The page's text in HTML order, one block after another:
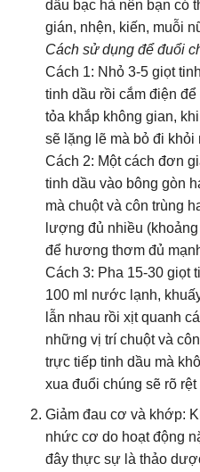
dầu bạc hà nên bạn có
gián, nhện, kiến, muỗi
Cách sử dụng để đuổi
Cách 1: Nhỏ 3-5 giọt
tinh dầu rồi cắm điện
tỏa khắp không gian,
sẽ lặng lẽ mà bỏ đi khỏi
Cách 2: Một cách đơn
tinh dầu vào bông gòn
mà chuột và côn trùng
lượng đủ nhiều
để hương thơm đủ
Cách 3: Pha 15-30 giọt
100 ml nước lạnh,
lẫn nhau rồi xịt quanh
những vị trí chuột và
trực tiếp tinh dầu mà
xua đuổi chúng sẽ rõ rệt
Giảm đau cơ và khớp:
nhức cơ do hoạt động
đây thực sự là thảo